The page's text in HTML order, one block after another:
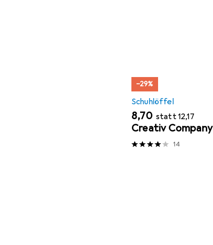
−29%
Schuhlöffel
EUR
8,70 statt EUR
12,17
Creativ Company
14